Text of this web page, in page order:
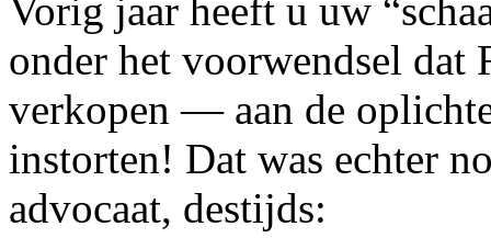
Vorig jaar heeft u uw
onder het voorwendsel dat
verkopen — aan de
instorten! Dat was echter
advocaat, destijds: